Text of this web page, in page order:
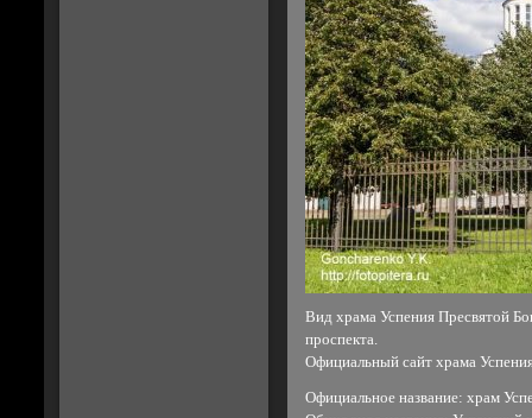
Вид храма Успения Пресвятой
проспекта.
Официальный сайт храма
Официальное название: храм